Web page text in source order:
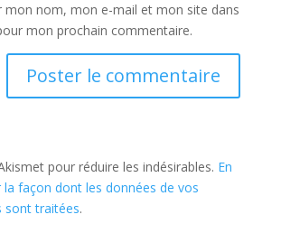
mon nom, mon e-mail et mon site dans
mon prochain commentaire.
pour réduire les indésirables. En
la façon dont les données de vos
sont traitées.